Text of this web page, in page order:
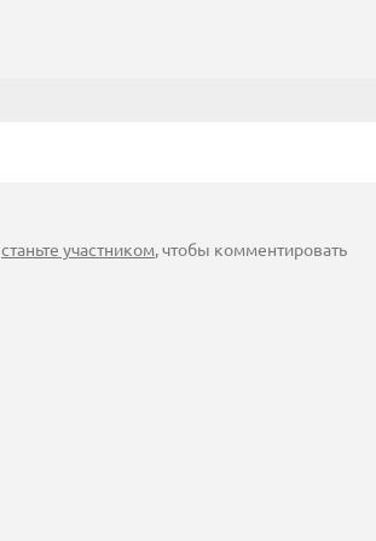
станьте участником, чтобы комментировать